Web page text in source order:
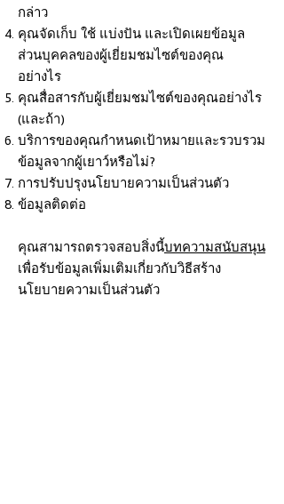
กล่าว
คุณจัดเก็บ ใช้ แบ่งปัน และเปิดเผยข้อมูล
ส่วนบุคคลของผู้เยี่ยมชมไซต์ของคุณ
อย่างไร
คุณสื่อสารกับผู้เยี่ยมชมไซต์ของคุณอย่างไร
(และถ้า)
บริการของคุณกำหนดเป้าหมายและรวบรวม
ข้อมูลจากผู้เยาว์หรือไม่?
การปรับปรุงนโยบายความเป็นส่วนตัว
ข้อมูลติดต่อ
คุณสามารถตรวจสอบสิ่งนี้บทความสนับสนุน
เพื่อรับข้อมูลเพิ่มเติมเกี่ยวกับวิธีสร้าง
นโยบายความเป็นส่วนตัว